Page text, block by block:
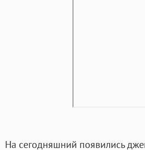
На сегодняшний появились